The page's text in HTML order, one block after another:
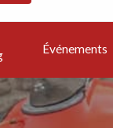
Événements